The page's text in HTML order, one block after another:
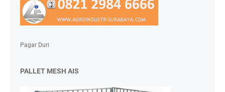
Pagar Duri
PALLET MESH AIS